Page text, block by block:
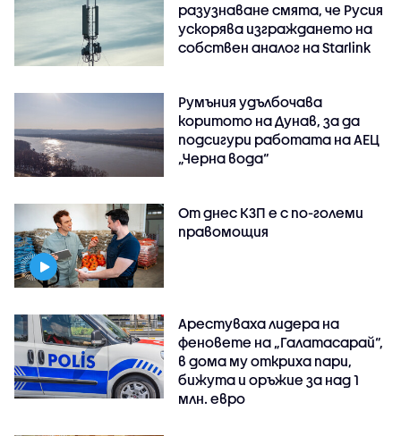
разузнаване смята, че Русия
ускорява изграждането на
собствен аналог на Starlink
Румъния удълбочава
коритото на Дунав, за да
подсигури работата на АЕЦ
„Черна вода“
От днес КЗП е с по-големи
правомощия
Арестуваха лидера на
феновете на „Галатасарай“,
в дома му откриха пари,
бижута и оръжие за над 1
млн. евро